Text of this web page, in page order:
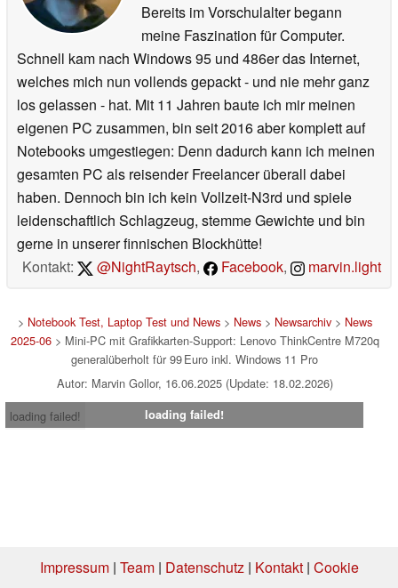
Bereits im Vorschulalter begann
meine Faszination für Computer.
Schnell kam nach Windows 95 und 486er das Internet,
welches mich nun vollends gepackt - und nie mehr ganz
los gelassen - hat. Mit 11 Jahren baute ich mir meinen
eigenen PC zusammen, bin seit 2016 aber komplett auf
Notebooks umgestiegen: Denn dadurch kann ich meinen
gesamten PC als reisender Freelancer überall dabei
haben. Dennoch bin ich kein Vollzeit-N3rd und spiele
leidenschaftlich Schlagzeug, stemme Gewichte und bin
gerne in unserer finnischen Blockhütte!
Kontakt:
@NightRaytsch, Facebook, marvin.light
> Notebook Test, Laptop Test und News> News> Newsarchiv> News
2025-06> Mini-PC mit Grafikkarten-Support: Lenovo ThinkCentre M720q
generalüberholt für 99 Euro inkl. Windows 11 Pro
Autor: Marvin Gollor, 16.06.2025 (Update: 18.02.2026)
loading failed!
loading failed!
Impressum| Team| Datenschutz| Kontakt| Cookie